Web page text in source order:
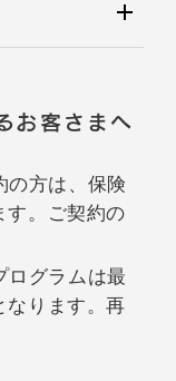
お客さまへ
の方は、保険
す。ご契約の
ログラムは最
なります。再